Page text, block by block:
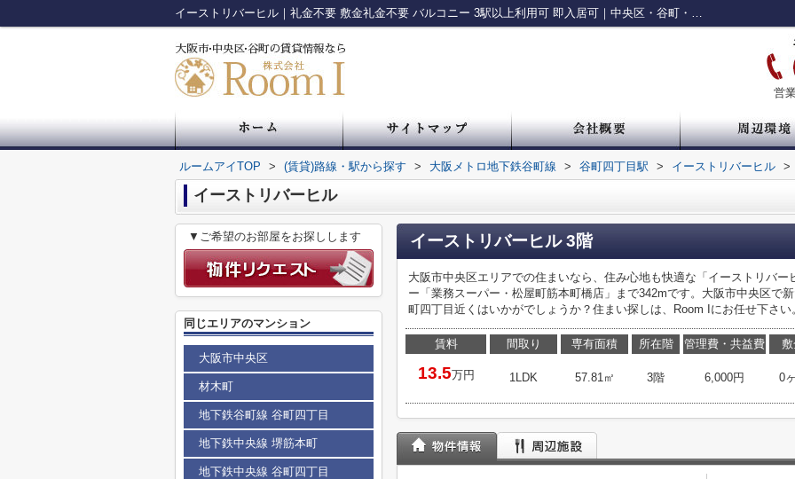
イーストリバーヒル｜礼金不要 敷金礼金不要 バルコニー 3駅以上利用可 即入居可｜中央区・谷町・谷四の賃貸情報 ルームアイ
営
ルームアイTOP > (賃貸)路線・駅から探す > 大阪メトロ地下鉄谷町線 > 谷町四丁目駅 > イーストリバーヒル >
イーストリバーヒル
イーストリバーヒル 3階
大阪市中央区エリアでの住まいなら、住み心地も快適な「イーストリバ
ー「業務スーパー・松屋町筋本町橋店」まで342mです。大阪市中央区で
町四丁目近くはいかがでしょうか？住まい探しは、Room Iにお任せ下さい
賃料
13.5万円
間取り
1LDK
専有面積
57.81㎡
所在階
3階
管理費・共益費
6,000円 0
▼ご希望のお部屋をお探しします
同じエリアのマンション
大阪市中央区
材木町
地下鉄谷町線 谷町四丁目
地下鉄中央線 堺筋本町
地下鉄中央線 谷町四丁目